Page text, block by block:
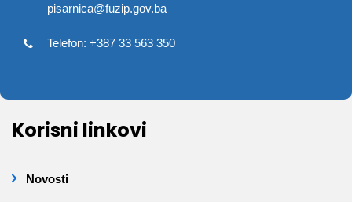
pisarnica@fuzip.gov.ba
Telefon: +387 33 563 350
Korisni linkovi
Novosti